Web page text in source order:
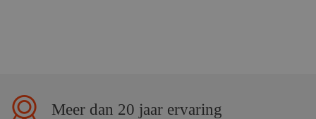
Meer dan 20 jaar ervaring